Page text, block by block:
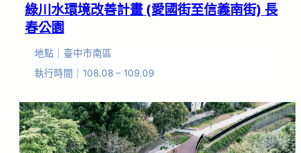
綠川水環境改善計畫 (愛國街至信義南街) 長
春公園
地點｜臺中市南區
執行時間｜108.08 – 109.09